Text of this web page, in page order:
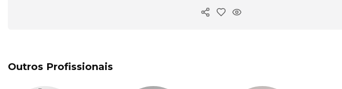
Copiar link
Outros Profissionais